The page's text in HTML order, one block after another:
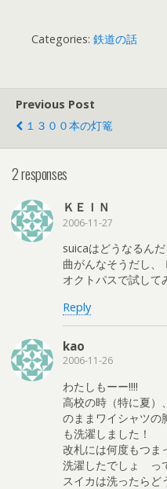
Categories: 鉄道の話
Previous Post
１３００本の灯篭
2 responses
ＫＥＩＮ
2006-11-27
suicaはどうなるんだ
曲がんなそうだし、
オクトパスで試して
Reply
kao
2006-11-26
わたしもーー!!!!
高校の時（特に夏）
のままワイシャツの
も洗濯しました！
改札には何度もつま
洗濯したでしょ っ
スイカは洗ったらど